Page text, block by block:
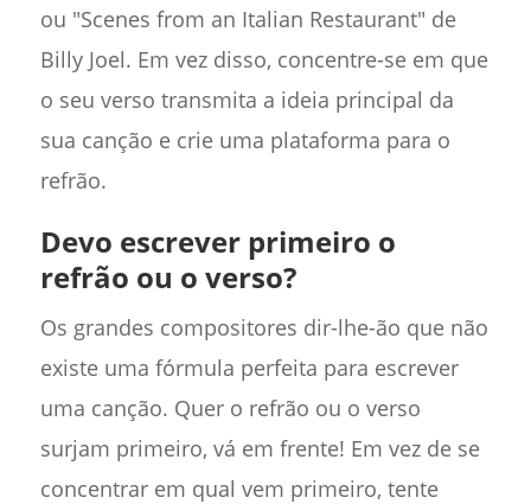
ou "Scenes from an Italian Restaurant" de
Billy Joel. Em vez disso, concentre-se em que
o seu verso transmita a ideia principal da
sua canção e crie uma plataforma para o
refrão.
Devo escrever primeiro o
refrão ou o verso?
Os grandes compositores dir-lhe-ão que não
existe uma fórmula perfeita para escrever
uma canção. Quer o refrão ou o verso
surjam primeiro, vá em frente! Em vez de se
concentrar em qual vem primeiro, tente